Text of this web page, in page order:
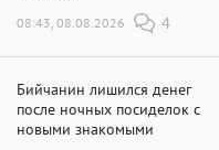
08:43, 08.08.2026 4
Бийчанин лишился денег
после ночных посиделок с
новыми знакомыми